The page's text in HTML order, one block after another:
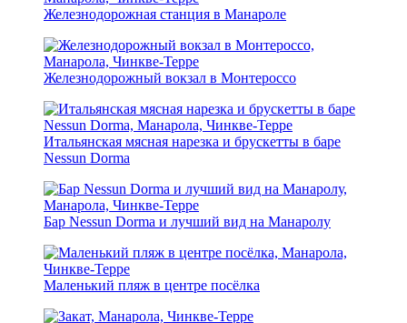
Железнодорожная станция в Манароле
Железнодорожный вокзал в Монтероссо
Итальянская мясная нарезка и брускетты в баре
Nessun Dorma
Бар Nessun Dorma и лучший вид на Манаролу
Маленький пляж в центре посёлка